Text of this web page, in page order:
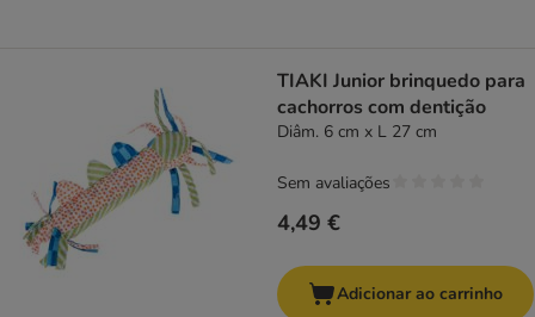
TIAKI Junior brinquedo para
cachorros com dentição
Diâm. 6 cm x L 27 cm
4,49 €
Sem avaliações
Adicionar ao carrinho